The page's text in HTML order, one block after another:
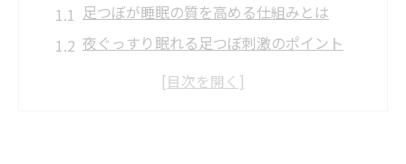
足つぼが睡眠の質を高める仕組みとは
夜ぐっすり眠れる足つぼ刺激のポイント
眠りに効く足つぼがもたらす効果を解説